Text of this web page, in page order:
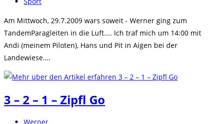
Am Mittwoch, 29.7.2009 wars soweit - Werner ging zum
TandemParagleiten in die Luft.... Ich traf mich um 14:00 mit
Andi (meinem Piloten), Hans und Pit in Aigen bei der
Landewiese.…
3 – 2 – 1 – Zipfl Go
Beitrags-
Werner